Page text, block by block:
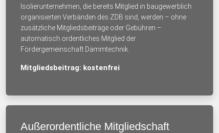
Isolierunternehmen, die bereits Mitglied in baugewerblich
organisierten Verbänden des ZDB sind, werden – ohne
zusätzliche Mitgliedsbeiträge oder Gebühren –
automatisch ordentliches Mitglied der
Fördergemeinschaft Dämmtechnik.
Mitgliedsbeitrag: kostenfrei
Außerordentliche Mitgliedschaft